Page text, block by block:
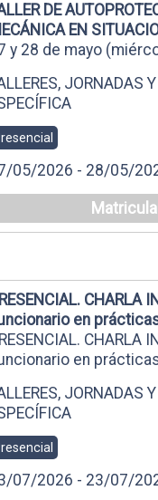
DE
EN
y 28 de mayo
JORNADAS
05/2026 - 28/05/
CHARLA
en
CHARLA
en
JORNADAS
07/2026 - 23/07/